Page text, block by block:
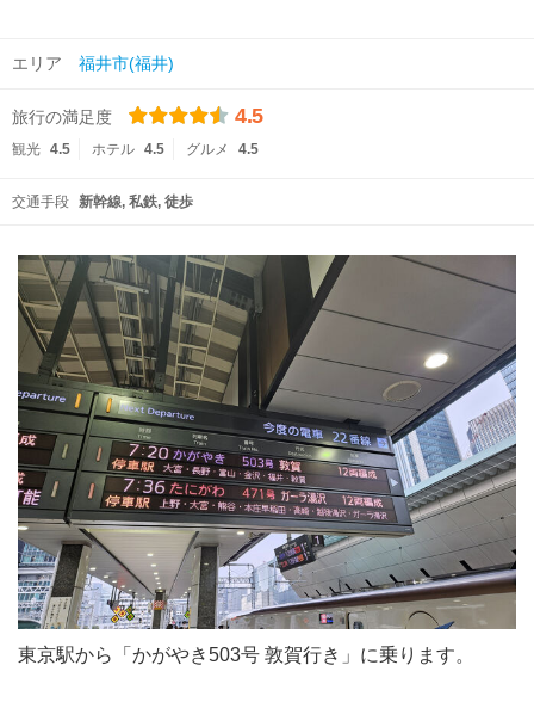
エリア 福井市(福井)
旅行の満足度 4.5
観光 4.5 ホテル 4.5 グルメ 4.5
交通手段 新幹線 私鉄 徒歩
東京駅から「かがやき503号 敦賀行き」に乗ります。